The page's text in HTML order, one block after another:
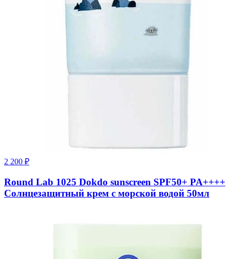
2 200 ₽
Round Lab 1025 Dokdo sunscreen SPF50+ PA++++
Солнцезащитный крем с морской водой 50мл